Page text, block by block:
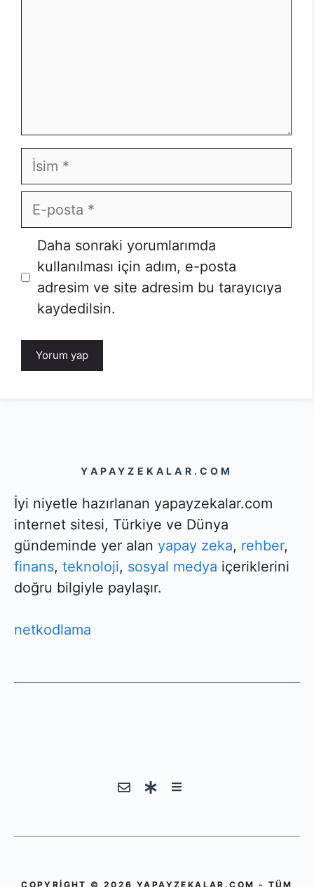
İsim
E-
posta
İnternet
sitesi
Daha sonraki yorumlarımda
kullanılması için adım, e-posta
adresim ve site adresim bu tarayıcıya
kaydedilsin.
YAPAYZEKALAR.COM
İyi niyetle hazırlanan yapayzekalar.com
internet sitesi, Türkiye ve Dünya
gündeminde yer alan yapay zeka, rehber,
finans, teknoloji, sosyal medya içeriklerini
doğru bilgiyle paylaşır.
netkodlama
COPYRIGHT © 2026 YAPAYZEKALAR.COM - TÜM